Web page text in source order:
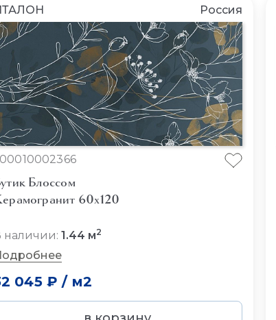
Россия
Блоссом
60x120
наличии: 1.44 м2
045 ₽ / м2